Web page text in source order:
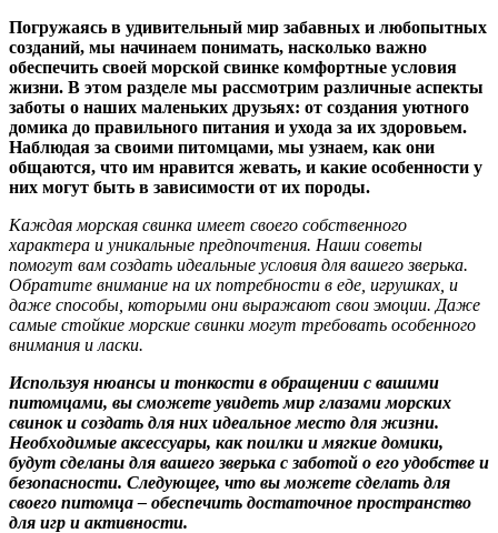
Погружаясь в удивительный мир забавных и любопытных
созданий, мы начинаем понимать, насколько важно
обеспечить своей морской свинке комфортные условия
жизни. В этом разделе мы рассмотрим различные аспекты
заботы о наших маленьких друзьях: от создания уютного
домика до правильного питания и ухода за их здоровьем.
Наблюдая за своими питомцами, мы узнаем, как они
общаются, что им нравится жевать, и какие особенности у
них могут быть в зависимости от их породы.
Каждая морская свинка имеет своего собственного
характера и уникальные предпочтения. Наши советы
помогут вам создать идеальные условия для вашего зверька.
Обратите внимание на их потребности в еде, игрушках, и
даже способы, которыми они выражают свои эмоции. Даже
самые стойкие морские свинки могут требовать особенного
внимания и ласки.
Используя нюансы и тонкости в обращении с вашими
питомцами, вы сможете увидеть мир глазами морских
свинок и создать для них идеальное место для жизни.
Необходимые аксессуары, как поилки и мягкие домики,
будут сделаны для вашего зверька с заботой о его удобстве и
безопасности. Следующее, что вы можете сделать для
своего питомца – обеспечить достаточное пространство
для игр и активности.